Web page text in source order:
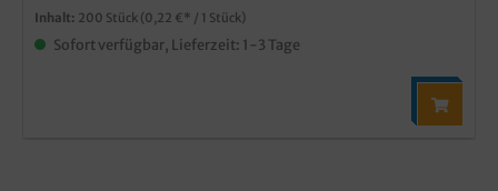
Inhalt: 200 Stück (0,22 €* / 1 Stück)
Sofort verfügbar, Lieferzeit: 1-3 Tage